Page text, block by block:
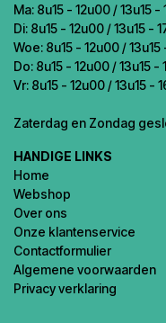
Ma: 8u15 - 12u00 / 13u15 -
Di: 8u15 - 12u00 / 13u15 -
Woe: 8u15 - 12u00 /
Do: 8u15 - 12u00 / 13u15 -
Vr: 8u15 - 12u00 / 13u15 -
Zaterdag en Zondag
HANDIGE LINKS
Home
Webshop
Over ons
Onze klantenservice
Contactformulier
Algemene voorwaarden
Privacy verklaring